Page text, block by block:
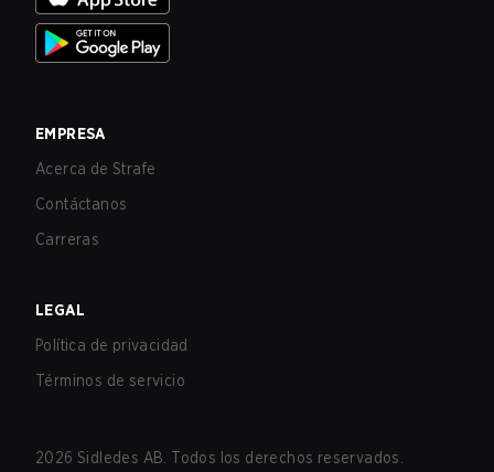
EMPRESA
Acerca de Strafe
Contáctanos
Carreras
LEGAL
Política de privacidad
Términos de servicio
2026 Sidledes AB. Todos los derechos reservados.